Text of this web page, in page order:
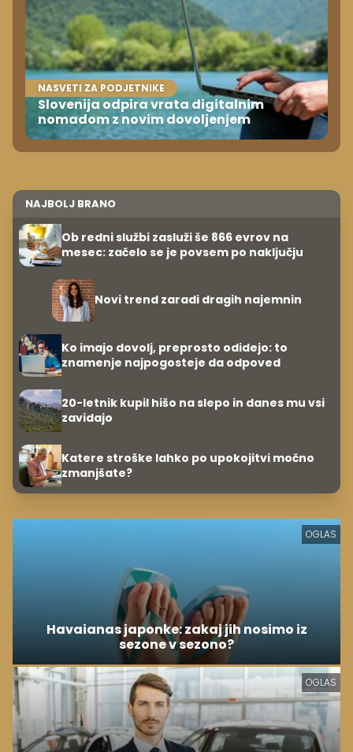
NASVETI ZA PODJETNIKE
Slovenija odpira vrata digitalnim
nomadom z novim dovoljenjem
NAJBOLJ BRANO
Ob redni službi zasluži še 866 evrov na
mesec: začelo se je povsem po naključju
Novi trend zaradi dragih najemnin
Ko imajo dovolj, preprosto odidejo: to
znamenje najpogosteje da odpoved
20-letnik kupil hišo na slepo in danes mu vsi
zavidajo
Katere stroške lahko po upokojitvi močno
zmanjšate?
OGLAS
Havaianas japonke: zakaj jih nosimo iz
sezone v sezono?
OGLAS